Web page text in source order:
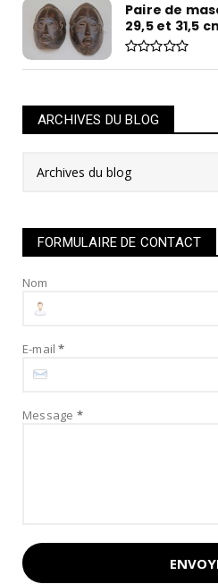
Paire de
29,5 et 31,5
ARCHIVES DU BLOG
FORMULAIRE DE CONTACT
Nom
E-mail*
Message *